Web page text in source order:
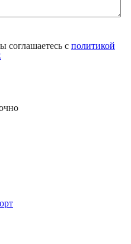
соглашаетесь с политикой